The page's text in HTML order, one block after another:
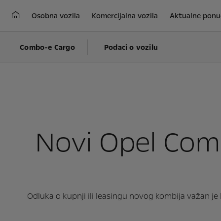
Osobna vozila Komercijalna vozila Aktualne
Combo-e Cargo Podaci o vozilu
Novi Opel
Odluka o kupnji ili leasingu novog kombija važan